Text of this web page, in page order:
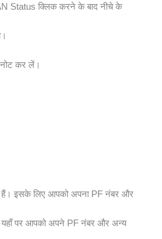
Status क्लिक करने के बाद नीचे के
कर लें।
हैं। इसके लिए आपको अपना PF नंबर और
पर आपको अपने PF नंबर और अन्य